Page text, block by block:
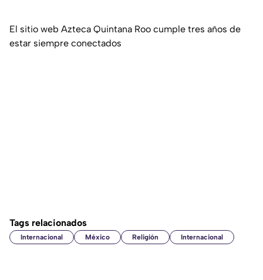
El sitio web Azteca Quintana Roo cumple tres años de
estar siempre conectados
Tags relacionados
Internacional México Religión Internacional